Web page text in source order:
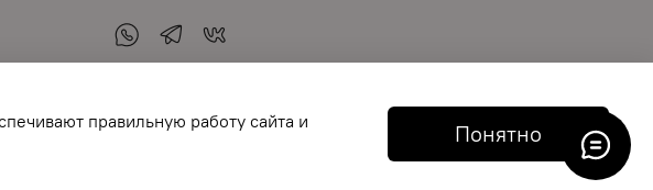
правильную работу сайта и
Понятно